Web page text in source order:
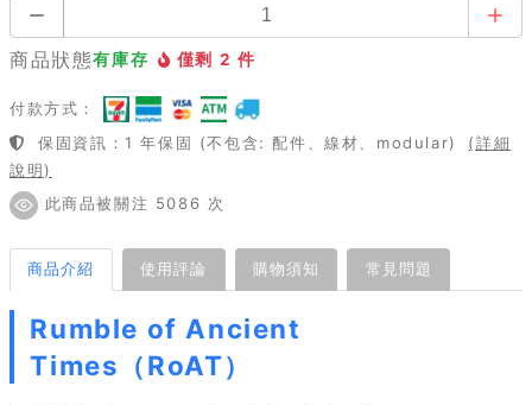
商品狀態有庫存 僅剩 2 件
付款方式：
保固資訊：1 年保固 (不包含: 配件、線材、modular)
(詳細
說明)
此商品被關注 5086 次
商品介紹 使用評論 購物須知 常見問題
Rumble of Ancient
Times（RoAT）